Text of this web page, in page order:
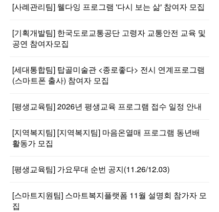
[사례관리팀] 웰다잉 프로그램 '다시 보는 삶' 참여자 모집
[기획개발팀] 한국도로교통공단 고령자 교통안전 교육 및
공연 참여자모집
[세대통합팀] 탑골미술관 <종로좋다> 전시 연계프로그램
(스마트폰 출사) 참여자 모집
[평생교육팀] 2026년 평생교육 프로그램 접수 일정 안내
[지역복지팀] [지역복지팀] 마음온열매 프로그램 동년배
활동가 모집
[평생교육팀] 가요무대 순번 공지(11.26/12.03)
[스마트지원팀] 스마트복지플랫폼 11월 설명회 참가자 모
집